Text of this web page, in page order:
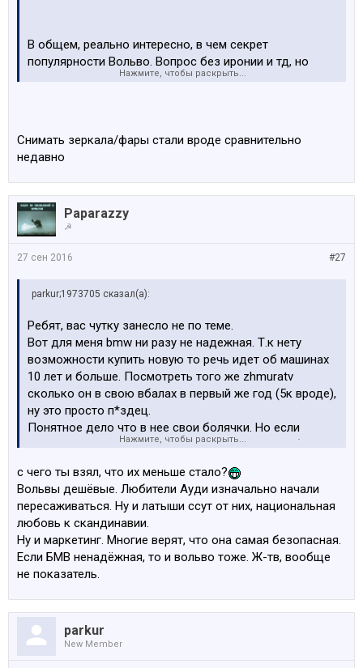
В общем, реально интересно, в чем секрет
популярности Вольво. Вопрос без иронии и тд, но
машина же по-моему, реально не стоит своих денег.
Ладно, опустим варианты за 5-6-7 тыщ - в этом
ценовом сегменте главное, чтобы ехала и была в
порядке и задешево у "дяди Васи" отремонтировать.
Ну а вот от 15 тысяч евро и выше (вплоть до новых,
из салона) -- это реальная для меня загадка.
Нажмите, чтобы раскрыть...
Снимать зеркала/фары стали вроде сравнительно
недавно
Paparazzy
☭
#27
27 сен 2016
parkur;1973705 сказал(а):
Ребят, вас чутку занесло не по теме.
Вот для меня bmw ни разу не надежная. Т.к нету
возможности купить новую то речь идет об машинах
10 лет и больше. Посмотреть того же zhmuratv
сколько он в свою вбалах в первый же год (5к вроде),
ну это просто п*здец.
Понятное дело что в нее свои болячки. Но если
посмотреть по улицам вольв развелось как собак не
время как старых bmw и старых мерсов все меньше.
Может кто то барижет запчастями и может дать инфу
по деталям?������������ Понятное дело,
что на этом форуме засрут все кроме bmw, по все
же������
Нажмите, чтобы раскрыть...
c чего ты взял, что их меньше стало?
Вольвы дешёвые. Любители Ауди изначально начали
пересаживаться. Ну и латыши ссут от них, национальная
любовь к скандинавии.
Ну и маркетинг. Многие верят, что она самая безопасная.
Если БМВ ненадёжная, то и вольво тоже. Ж-тв, вообще
не показатель.
parkur
New Member